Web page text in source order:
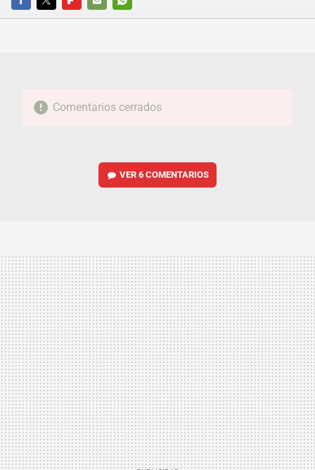
FACEBOOKTWITTERFLIPBOARD
E-
WHATSAPP
Comentarios cerrados
VER6 COMENTARIOS